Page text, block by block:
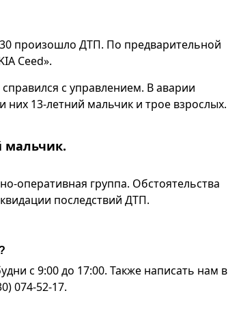
произошло ДТП. По предварительной
Ceed».
с управлением. В аварии
них 13-летний мальчик и трое взрослых.
мальчик.
оперативная группа. Обстоятельства
последствий ДТП.
с 9:00 до 17:00. Также написать нам в
074-52-17.